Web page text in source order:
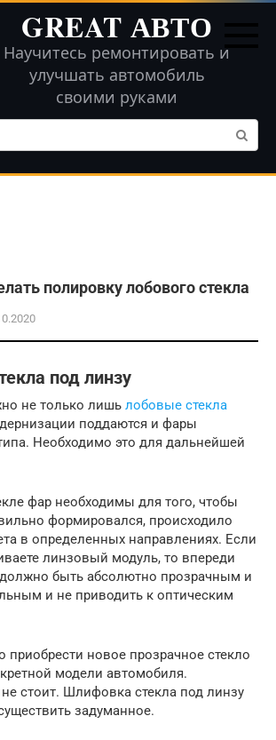
GREAT АВТО
Научитесь ремонтировать и
улучшать автомобиль
своими руками
полировку лобового стекла
под линзу
не только лишь лобовые стекла
поддаются и фары
Необходимо это для дальнейшей
фар необходимы для того, чтобы
формировался, происходило
в определенных направлениях. Если
линзовый модуль, то впереди
быть абсолютно прозрачным и
и не приводить к оптическим
приобрести новое прозрачное стекло
модели автомобиля.
не стоит. Шлифовка стекла под линзу
задуманное.